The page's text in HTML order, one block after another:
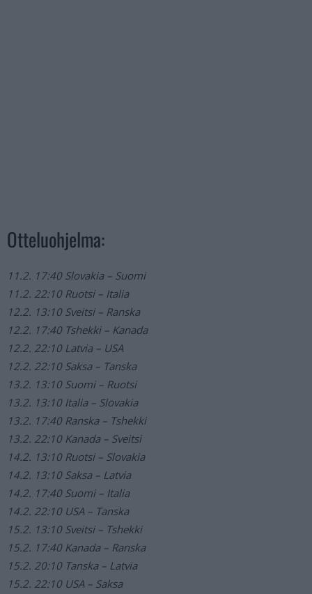
Otteluohjelma:
11.2. 17:40 Slovakia – Suomi
11.2. 22:10 Ruotsi – Italia
12.2. 13:10 Sveitsi – Ranska
12.2. 17:40 Tshekki – Kanada
12.2. 22:10 Latvia – USA
12.2. 22:10 Saksa – Tanska
13.2. 13:10 Suomi – Ruotsi
13.2. 13:10 Italia – Slovakia
13.2. 17:40 Ranska – Tshekki
13.2. 22:10 Kanada – Sveitsi
14.2. 13:10 Ruotsi – Slovakia
14.2. 13:10 Saksa – Latvia
14.2. 17:40 Suomi – Italia
14.2. 22:10 USA – Tanska
15.2. 13:10 Sveitsi – Tshekki
15.2. 17:40 Kanada – Ranska
15.2. 20:10 Tanska – Latvia
15.2. 22:10 USA – Saksa